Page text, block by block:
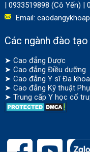
| 0933519898 (Cô Yến) |
Email:
Các ngành đào tạo
➤ Cao đẳng Dược
➤ Cao đẳng Điều dưỡng
➤ Cao đẳng Y sĩ Đa khoa
➤ Cao đẳng Kỹ thuật
➤ Trung cấp Y học cổ